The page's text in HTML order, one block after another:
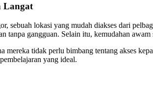
Langat
sebuah lokasi yang mudah diakses dari
tanpa gangguan. Selain itu, kemudahan
tidak perlu bimbang tentang akses
yang ideal.